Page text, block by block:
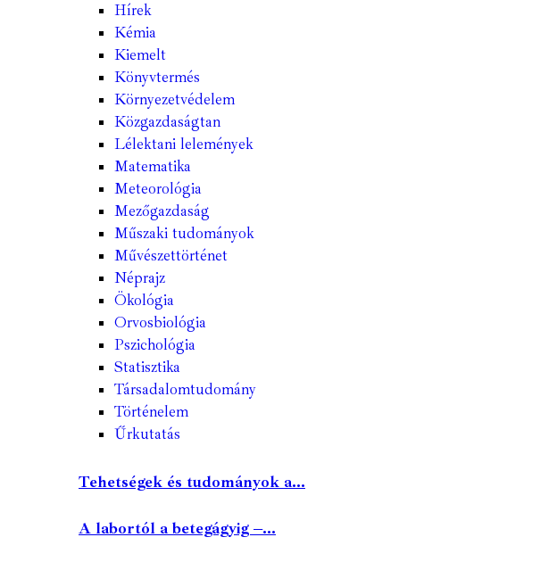
Hírek
Kémia
Kiemelt
Könyvtermés
Környezetvédelem
Közgazdaságtan
Lélektani lelemények
Matematika
Meteorológia
Mezőgazdaság
Műszaki tudományok
Művészettörténet
Néprajz
Ökológia
Orvosbiológia
Pszichológia
Statisztika
Társadalomtudomány
Történelem
Űrkutatás
Tehetségek és tudományok a...
A labortól a betegágyig –...